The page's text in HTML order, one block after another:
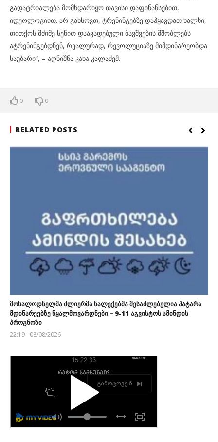
გადატრიალება მომხდარიყო თავისი დაფინანსებით,
იდეოლოგიით. არ გახსოვთ, ტრენინგებზე დაჰყავდათ ხალხი,
თითქოს მძიმე სენით დაავადებული ბავშვების მშობლებს
ატრენინგებდნენ, რეალურად, რევოლუციაზე მიმდინარეობდა
საუბარი“, – აღნიშნა კახა კალაძემ.
0 0
RELATED POSTS
მოსალოდნელმა ძლიერმა ნალექებმა შესაძლებელია პატარა
მდინარეებზე წყალმოვარდნები – 9-11 აგვისტოს ამინდის
პროგნოზი
22:19 - 08/08/2026